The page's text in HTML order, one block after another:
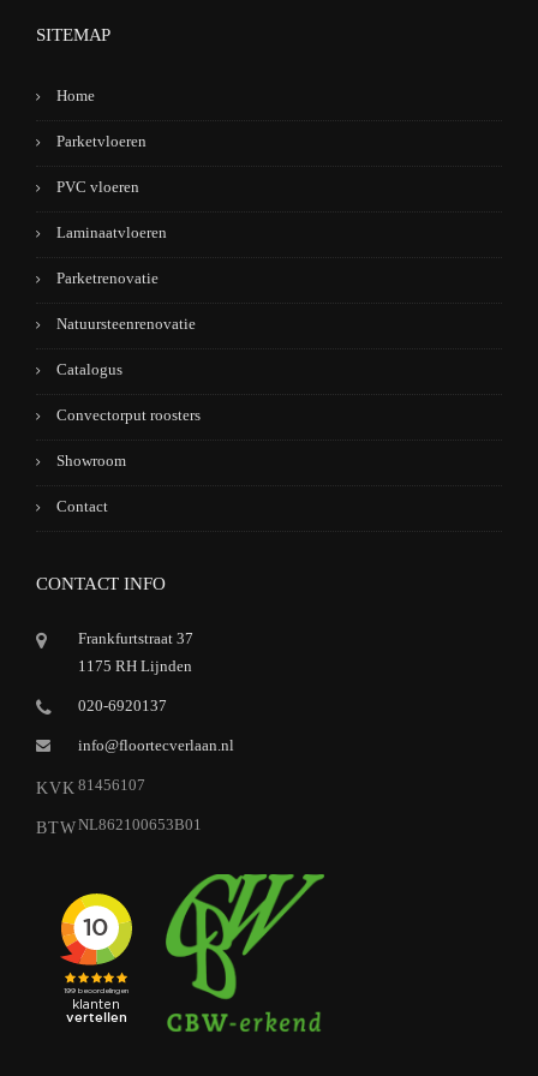
SITEMAP
Home
Parketvloeren
PVC vloeren
Laminaatvloeren
Parketrenovatie
Natuursteenrenovatie
Catalogus
Convectorput roosters
Showroom
Contact
CONTACT INFO
Frankfurtstraat 37
1175 RH Lijnden
020-6920137
info@floortecverlaan.nl
KVK 81456107
BTWNL862100653B01